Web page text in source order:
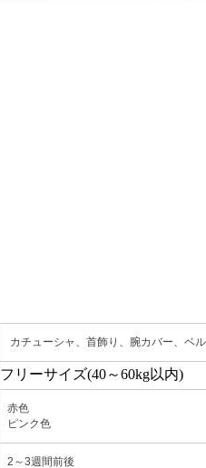
カチューシャ、首飾り、腕カバー、ベ
フリーサイズ(40～60kg以内)
赤色
ピンク色
2～3週間前後